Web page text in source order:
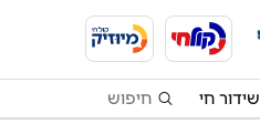
שידור חי